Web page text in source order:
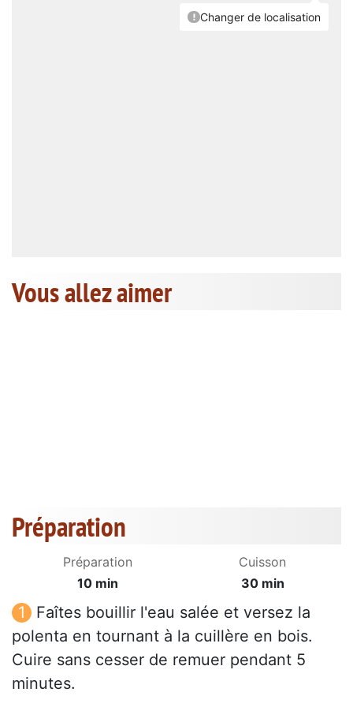
Vous allez aimer
Préparation
Préparation
10 min
Cuisson
30 min
Faîtes bouillir l'eau salée et versez la
polenta en tournant à la cuillère en bois.
Cuire sans cesser de remuer pendant 5
minutes.